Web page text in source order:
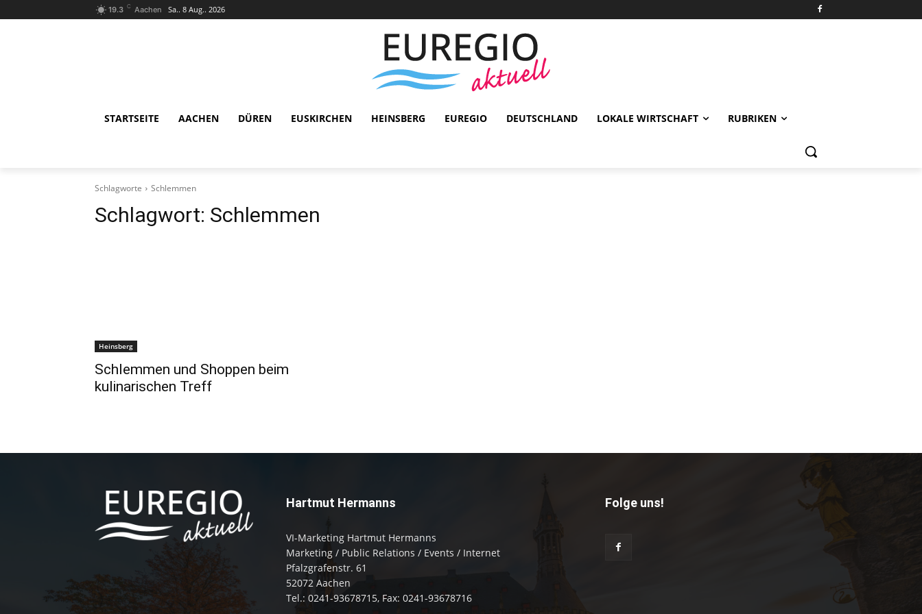
19.3 C Aachen Sa.. 8 Aug.. 2026
STARTSEITE AACHEN DÜREN EUSKIRCHEN HEINSBERG EUREGIO DEUTSCHLAND LOKALE WIRTSCHAFT RUBRIKEN
Schlagworte Schlemmen
Schlagwort: Schlemmen
Heinsberg
Schlemmen und Shoppen beim
kulinarischen Treff
Hartmut Hermanns
VI-Marketing Hartmut Hermanns
Marketing / Public Relations / Events / Internet
Pfalzgrafenstr. 61
52072 Aachen
Tel.: 0241-93678715, Fax: 0241-93678716
Folge uns!